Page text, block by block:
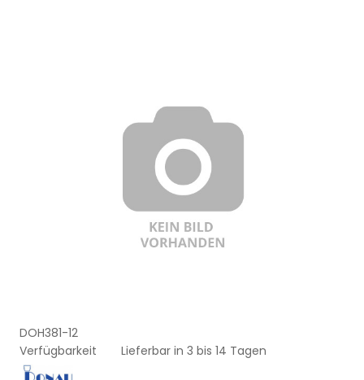
DOH381-12
Verfügbarkeit
Lieferbar in 3 bis 14 Tagen